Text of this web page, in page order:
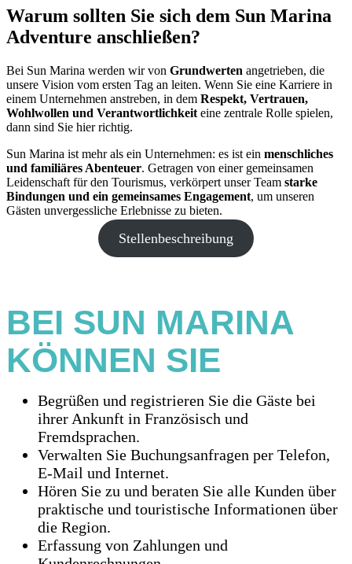
Warum sollten Sie sich dem Sun Marina
Adventure anschließen?
Bei Sun Marina werden wir von Grundwerten angetrieben, die
unsere Vision vom ersten Tag an leiten. Wenn Sie eine Karriere in
einem Unternehmen anstreben, in dem Respekt, Vertrauen,
Wohlwollen und Verantwortlichkeit eine zentrale Rolle spielen,
dann sind Sie hier richtig.
Sun Marina ist mehr als ein Unternehmen: es ist ein menschliches
und familiäres Abenteuer. Getragen von einer gemeinsamen
Leidenschaft für den Tourismus, verkörpert unser Team starke
Bindungen und ein gemeinsames Engagement, um unseren
Gästen unvergessliche Erlebnisse zu bieten.
Stellenbeschreibung
BEI SUN MARINA
KÖNNEN SIE
Begrüßen und registrieren Sie die Gäste bei
ihrer Ankunft in Französisch und
Fremdsprachen.
Verwalten Sie Buchungsanfragen per Telefon,
E-Mail und Internet.
Hören Sie zu und beraten Sie alle Kunden über
praktische und touristische Informationen über
die Region.
Erfassung von Zahlungen und